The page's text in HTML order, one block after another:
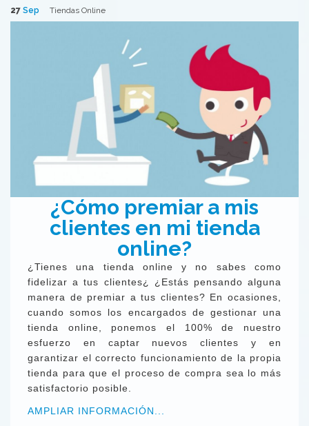
27 Sep Tiendas Online
¿Cómo premiar a mis
clientes en mi tienda
online?
¿Tienes una tienda online y no sabes como
fidelizar a tus clientes¿ ¿Estás pensando alguna
manera de premiar a tus clientes? En ocasiones,
cuando somos los encargados de gestionar una
tienda online, ponemos el 100% de nuestro
esfuerzo en captar nuevos clientes y en
garantizar el correcto funcionamiento de la propia
tienda para que el proceso de compra sea lo más
satisfactorio posible.
AMPLIAR INFORMACIÓN...